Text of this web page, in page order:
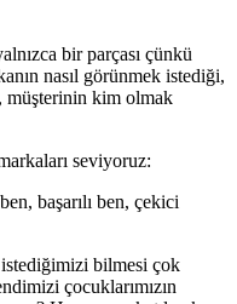
bir parçası çünkü
nasıl görünmek istediği,
müşterinin kim olmak
seviyoruz:
başarılı ben, çekici
bilmesi çok
çocuklarımızın